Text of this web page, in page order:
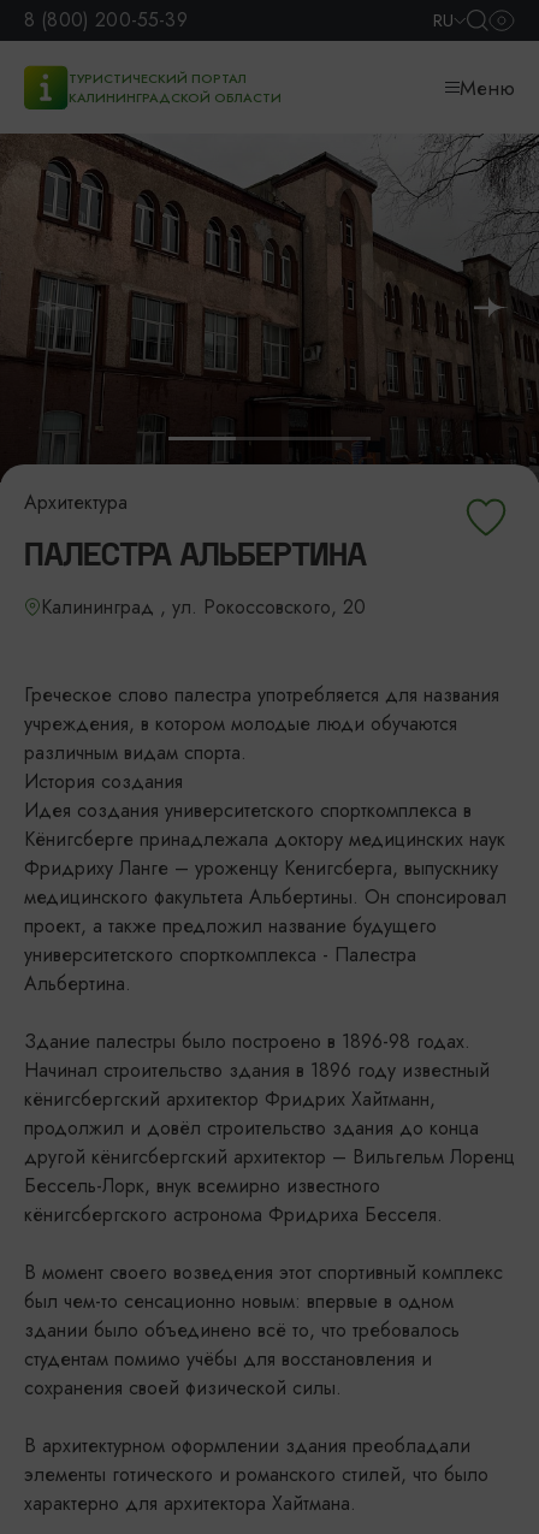
8 (800) 200-55-39 RU
ТУРИСТИЧЕСКИЙ ПОРТАЛ
КАЛИНИНГРАДСКОЙ ОБЛАСТИ
Меню
Архитектура
ПАЛЕСТРА АЛЬБЕРТИНА
Калининград , ул. Рокоссовского, 20
Греческое слово палестра употребляется для названия
учреждения, в котором молодые люди обучаются
различным видам спорта.
История создания
Идея создания университетского спорткомплекса в
Кёнигсберге принадлежала доктору медицинских наук
Фридриху Ланге – уроженцу Кенигсберга, выпускнику
медицинского факультета Альбертины. Он спонсировал
проект, а также предложил название будущего
университетского спорткомплекса - Палестра
Альбертина.
Здание палестры было построено в 1896-98 годах.
Начинал строительство здания в 1896 году известный
кёнигсбергский архитектор Фридрих Хайтманн,
продолжил и довёл строительство здания до конца
другой кёнигсбергский архитектор – Вильгельм Лоренц
Бессель-Лорк, внук всемирно известного
кёнигсбергского астронома Фридриха Бесселя.
В момент своего возведения этот спортивный комплекс
был чем-то сенсационно новым: впервые в одном
здании было объединено всё то, что требовалось
студентам помимо учёбы для восстановления и
сохранения своей физической силы.
В архитектурном оформлении здания преобладали
элементы готического и романского стилей, что было
характерно для архитектора Хайтмана.